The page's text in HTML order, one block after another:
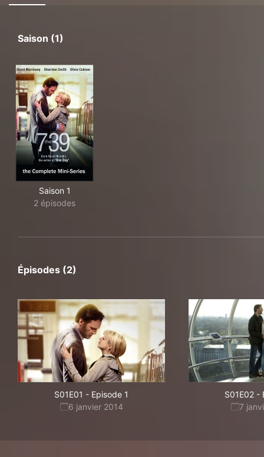
Saison (1)
Saison 1
2 épisodes
Épisodes (2)
S01E01 - Episode 1
6 janvier 2014
S01E02 -
7